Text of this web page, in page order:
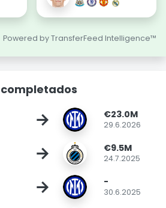
Powered by TransferFeed Intelligence™
→ €23.0M
29.6.2026
→ €9.5M
24.7.2025
→ -
30.6.2025